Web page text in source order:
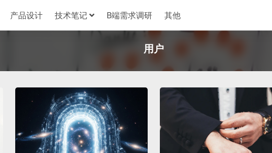
产品设计 技术笔记 B端需求调研 其他
用户